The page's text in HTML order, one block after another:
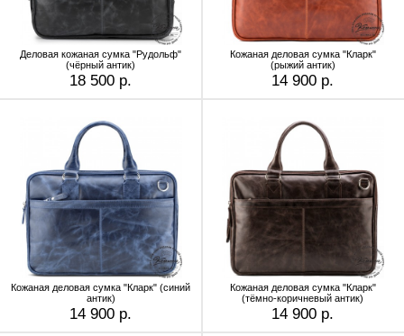
Деловая кожаная сумка "Рудольф"
(чёрный антик)
18 500 р.
Кожаная деловая сумка "Кларк"
(рыжий антик)
14 900 р.
Кожаная деловая сумка "Кларк" (синий
антик)
14 900 р.
Кожаная деловая сумка "Кларк"
(тёмно-коричневый антик)
14 900 р.